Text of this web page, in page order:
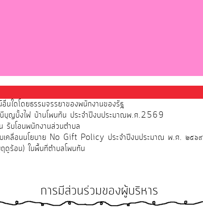
นใดโดยธรรมจรรยาของพนักงานของรัฐ
ณีบุญบั้งไฟ บ้านโพนทัน ประจำปีงบประมาณพ.ศ.2569
รับโอนพนักงานส่วนตำบล
เคลื่อนนโยบาย No Gift Policy ประจำปีงบประมาณ พ.ศ. ๒๕๖๙
ดูร้อน) ในพื้นที่ตำบลโพนทัน
การมีส่วนร่วมของผู้บริหาร